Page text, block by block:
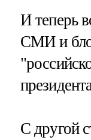
И теперь
СМИ и
С другой